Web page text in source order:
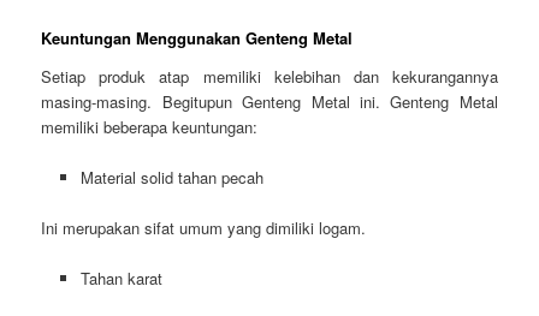
Keuntungan Menggunakan Genteng Metal
Setiap produk atap memiliki kelebihan dan kekurangannya
masing-masing. Begitupun Genteng Metal ini. Genteng Metal
memiliki beberapa keuntungan:
Material solid tahan pecah
Ini merupakan sifat umum yang dimiliki logam.
Tahan karat